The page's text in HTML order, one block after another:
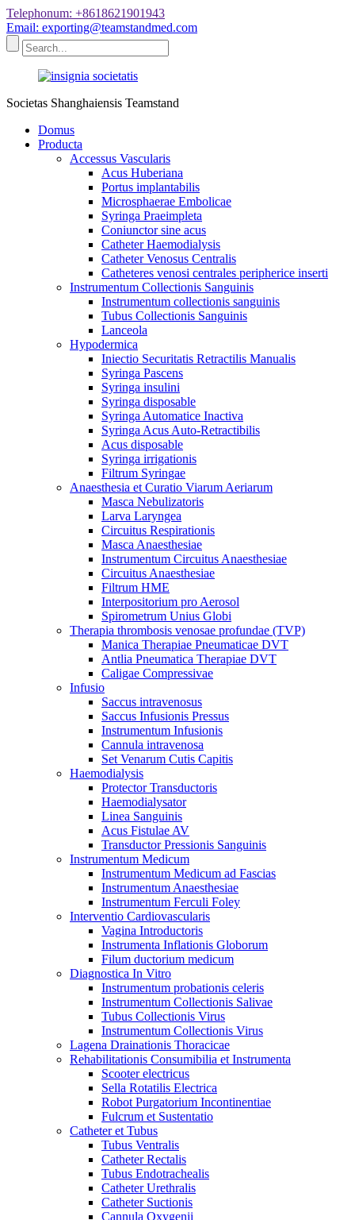
Telephonum: +8618621901943
Email: exporting@teamstandmed.com
Societas Shanghaiensis Teamstand
Domus
Producta
Accessus Vascularis
Acus Huberiana
Portus implantabilis
Microsphaerae Embolicae
Syringa Praeimpleta
Coniunctor sine acus
Catheter Haemodialysis
Catheter Venosus Centralis
Catheteres venosi centrales peripherice inserti
Instrumentum Collectionis Sanguinis
Instrumentum collectionis sanguinis
Tubus Collectionis Sanguinis
Lanceola
Hypodermica
Iniectio Securitatis Retractilis Manualis
Syringa Pascens
Syringa insulini
Syringa disposable
Syringa Automatice Inactiva
Syringa Acus Auto-Retractibilis
Acus disposable
Syringa irrigationis
Filtrum Syringae
Anaesthesia et Curatio Viarum Aeriarum
Masca Nebulizatoris
Larva Laryngea
Circuitus Respirationis
Masca Anaesthesiae
Instrumentum Circuitus Anaesthesiae
Circuitus Anaesthesiae
Filtrum HME
Interpositorium pro Aerosol
Spirometrum Unius Globi
Therapia thrombosis venosae profundae (TVP)
Manica Therapiae Pneumaticae DVT
Antlia Pneumatica Therapiae DVT
Caligae Compressivae
Infusio
Saccus intravenosus
Saccus Infusionis Pressus
Instrumentum Infusionis
Cannula intravenosa
Set Venarum Cutis Capitis
Haemodialysis
Protector Transductoris
Haemodialysator
Linea Sanguinis
Acus Fistulae AV
Transductor Pressionis Sanguinis
Instrumentum Medicum
Instrumentum Medicum ad Fascias
Instrumentum Anaesthesiae
Instrumentum Ferculi Foley
Interventio Cardiovascularis
Vagina Introductoris
Instrumenta Inflationis Globorum
Filum ductorium medicum
Diagnostica In Vitro
Instrumentum probationis celeris
Instrumentum Collectionis Salivae
Tubus Collectionis Virus
Instrumentum Collectionis Virus
Lagena Drainationis Thoracicae
Rehabilitationis Consumibilia et Instrumenta
Scooter electricus
Sella Rotatilis Electrica
Robot Purgatorium Incontinentiae
Fulcrum et Sustentatio
Catheter et Tubus
Tubus Ventralis
Catheter Rectalis
Tubus Endotrachealis
Catheter Urethralis
Catheter Suctionis
Cannula Oxygenii